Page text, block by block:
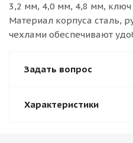
3,2 мм, 4,0 мм, 4,8 мм,
Материал корпуса сталь,
чехлами обеспечивают
Задать вопрос
Характеристики